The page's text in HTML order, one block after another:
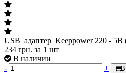
USB адаптер Keeppower 220 - 5В
234 грн. за 1 шт
В наличии
-
+ В